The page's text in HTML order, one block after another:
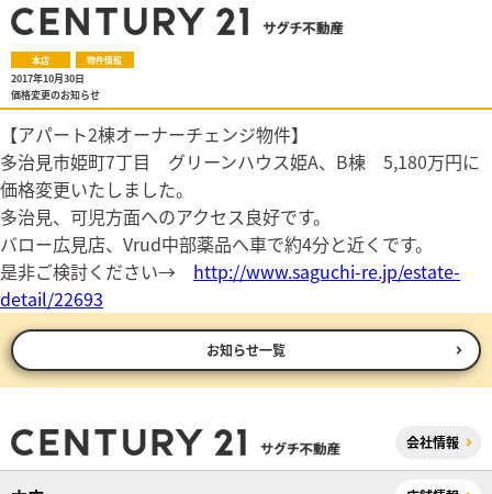
本店 物件情報
2017年10月30日
価格変更のお知らせ
【アパート2棟オーナーチェンジ物件】
多治見市姫町7丁目 グリーンハウス姫A、B棟 5,180万円に
価格変更いたしました。
多治見、可児方面へのアクセス良好です。
バロー広見店、Vrud中部薬品へ車で約4分と近くです。
是非ご検討ください→ http://www.saguchi-re.jp/estate-
detail/22693
お知らせ一覧
会社情報